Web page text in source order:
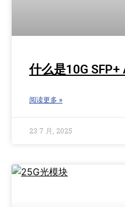
什么是10G SFP+
阅读更多 »
23 7 月, 2025